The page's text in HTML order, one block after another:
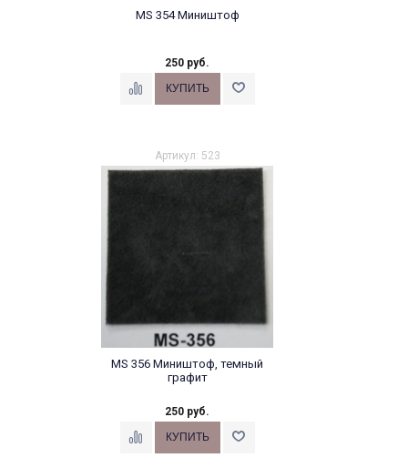
MS 354 Миништоф
250 руб.
Артикул: 523
MS 356 Миништоф, темный
графит
250 руб.